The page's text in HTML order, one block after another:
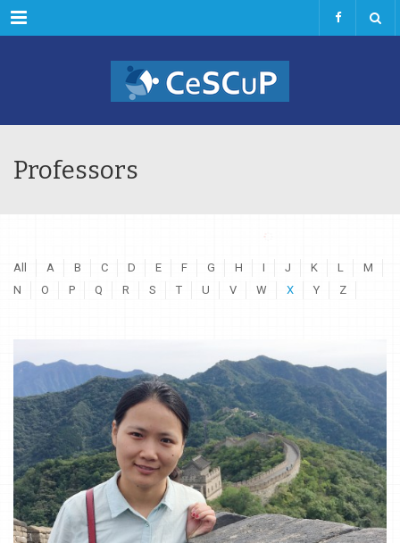
Menu
Professors
All A B C D E F G H I J K L
M
N
O P Q R S T U V W X Y Z